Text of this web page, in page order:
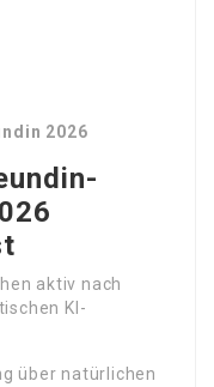
2026
aktiv nach
KI-
über natürlichen